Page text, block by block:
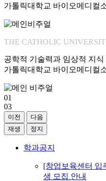
가톨릭대학교 바이오메디컬
THE CATHOLIC
공학적 기술력과 임상적 지식
가톨릭대학교 바이오메디컬
01
03
이전
다음
재생
정지
학과공지
[창업보육센터 입
생 모집 안내